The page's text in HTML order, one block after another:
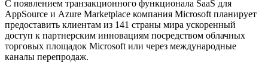
С появлением транзакционного функционала SaaS для
AppSource и Azure Marketplace компания Microsoft планирует
предоставить клиентам из 141 страны мира ускоренный
доступ к партнерским инновациям посредством облачных
торговых площадок Microsoft или через международные
каналы перепродаж.